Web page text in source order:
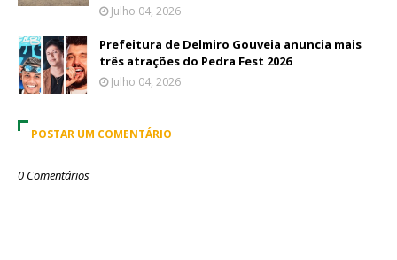
Julho 04, 2026
Prefeitura de Delmiro Gouveia anuncia mais
três atrações do Pedra Fest 2026
Julho 04, 2026
POSTAR UM COMENTÁRIO
0 Comentários